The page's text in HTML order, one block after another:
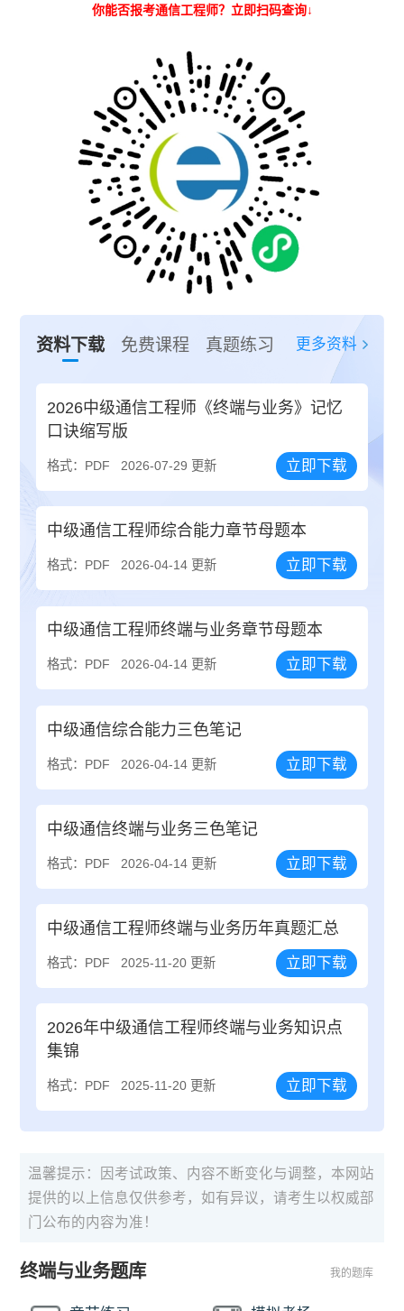
你能否报考通信工程师？立即扫码查询↓
资料下载 免费课程 真题练习 更多资料
2026中级通信工程师《终端与业务》记忆
口诀缩写版
格式：PDF 2026-07-29 更新 立即下载
中级通信工程师综合能力章节母题本
格式：PDF 2026-04-14 更新 立即下载
中级通信工程师终端与业务章节母题本
格式：PDF 2026-04-14 更新 立即下载
中级通信综合能力三色笔记
格式：PDF 2026-04-14 更新 立即下载
中级通信终端与业务三色笔记
格式：PDF 2026-04-14 更新 立即下载
中级通信工程师终端与业务历年真题汇总
格式：PDF 2025-11-20 更新 立即下载
2026年中级通信工程师终端与业务知识点
集锦
格式：PDF 2025-11-20 更新 立即下载
温馨提示：因考试政策、内容不断变化与调整，本网站
提供的以上信息仅供参考，如有异议，请考生以权威部
门公布的内容为准！
终端与业务题库 我的题库